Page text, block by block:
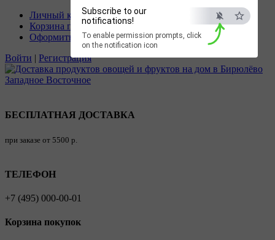
Subscribe to our
notifications!
To enable permission prompts, click
on the notification icon
Личный кабинет
Корзина покупок
Оформить заказ
Войти | Регистрация
БЕСПЛАТНАЯ ДОСТАВКА
при заказе от 5500 р.
ТЕЛЕФОН
+7 (495) 000-00-01
Корзина покупок